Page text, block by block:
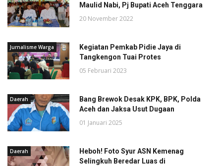
Maulid Nabi, Pj Bupati Aceh Tenggara
20 November 2022
Jurnalisme Warga
Kegiatan Pemkab Pidie Jaya di
Tangkengon Tuai Protes
05 Februari 2023
Daerah
Bang Brewok Desak KPK, BPK, Polda
Aceh dan Jaksa Usut Dugaan
01 Januari 2025
Daerah
Heboh! Foto Syur ASN Kemenag
Selingkuh Beredar Luas di